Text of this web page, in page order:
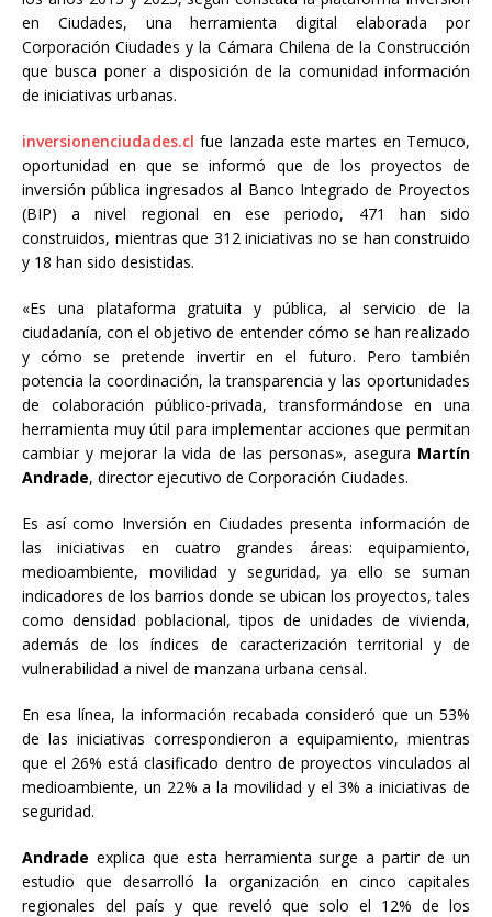
en Ciudades, una herramienta digital elaborada por
Corporación Ciudades y la Cámara Chilena de la Construcción
que busca poner a disposición de la comunidad información
de iniciativas urbanas.
inversionenciudades.cl fue lanzada este martes en Temuco,
oportunidad en que se informó que de los proyectos de
inversión pública ingresados al Banco Integrado de Proyectos
(BIP) a nivel regional en ese periodo, 471 han sido
construidos, mientras que 312 iniciativas no se han construido
y 18 han sido desistidas.
«Es una plataforma gratuita y pública, al servicio de la
ciudadanía, con el objetivo de entender cómo se han realizado
y cómo se pretende invertir en el futuro. Pero también
potencia la coordinación, la transparencia y las oportunidades
de colaboración público-privada, transformándose en una
herramienta muy útil para implementar acciones que permitan
cambiar y mejorar la vida de las personas», asegura Martín
Andrade, director ejecutivo de Corporación Ciudades.
Es así como Inversión en Ciudades presenta información de
las iniciativas en cuatro grandes áreas: equipamiento,
medioambiente, movilidad y seguridad, ya ello se suman
indicadores de los barrios donde se ubican los proyectos, tales
como densidad poblacional, tipos de unidades de vivienda,
además de los índices de caracterización territorial y de
vulnerabilidad a nivel de manzana urbana censal.
En esa línea, la información recabada consideró que un 53%
de las iniciativas correspondieron a equipamiento, mientras
que el 26% está clasificado dentro de proyectos vinculados al
medioambiente, un 22% a la movilidad y el 3% a iniciativas de
seguridad.
Andrade explica que esta herramienta surge a partir de un
estudio que desarrolló la organización en cinco capitales
regionales del país y que reveló que solo el 12% de los